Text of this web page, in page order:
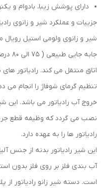
دارای پوشش زیبا، بادوام و
جزییات و عملکرد شیر و زانوی
شیر و زانوی ولومی استیل
اتاق منتقل می کند. رادیاتور
تنظیم گرمای شوفاژ را انجام می
خروج آب رادیاتور می باشد. این
نصب می گردد که وظیفه قطع
رادیاتور ها را به عهده دارد.
این شیر رادیاتور بدنه از جنس
آب بندی فلز بر روی فلز بدون
است. دسته شیر زانو رادیاتور از